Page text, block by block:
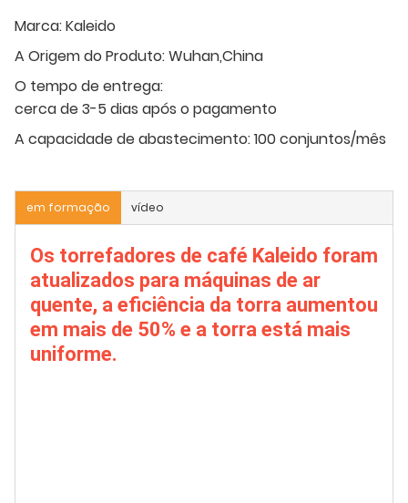
Marca:Kaleido
A Origem do Produto:Wuhan,China
O tempo de entrega:
cerca de 3-5 dias após o pagamento
A capacidade de abastecimento:100 conjuntos/mês
em formação vídeo
Os torrefadores de café Kaleido foram
atualizados para máquinas de ar
quente, a eficiência da torra aumentou
em mais de 50% e a torra está mais
uniforme.